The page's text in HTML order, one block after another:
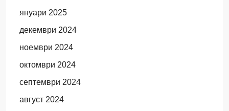
януари 2025
декември 2024
ноември 2024
октомври 2024
септември 2024
август 2024